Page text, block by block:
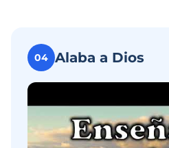
04 Alaba a Dios